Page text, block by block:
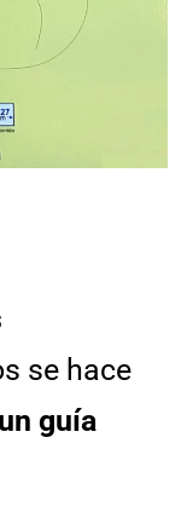
se hace
guía